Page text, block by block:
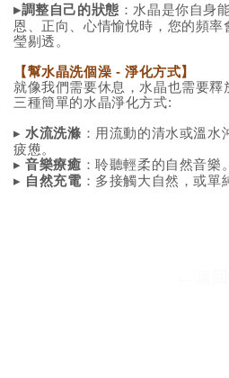
▸調整自己的狀態 ：水晶是你自身
恩、正向、心情愉悅時，您的頻
瑩剔透。
【幫水晶洗個澡 - 淨化方式】
就像我們需要休息，水晶也需要
三種簡單的水晶淨化方式:
▸ 水流洗滌 ：用流動的清水或溫
疲憊。
▸ 音樂療癒 ：聆聽輕柔的自然音樂
▸ 自然充電 ：多接觸大自然，或單